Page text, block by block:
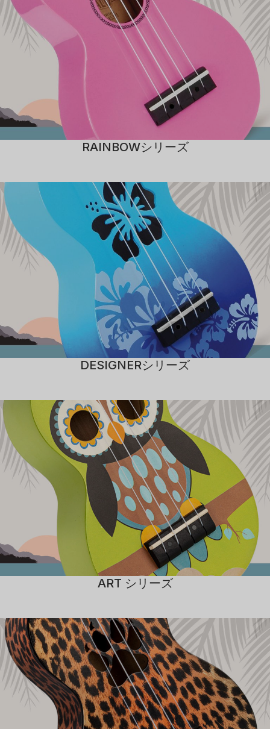
RAINBOWシリーズ
DESIGNERシリーズ
ART シリーズ